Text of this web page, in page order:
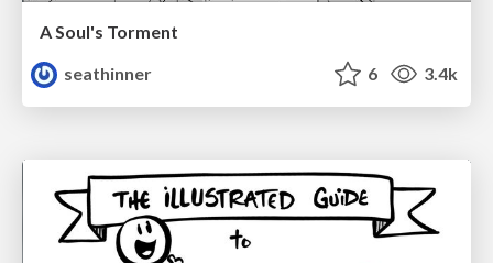
A Soul's Torment
seathinner
6 3.4k